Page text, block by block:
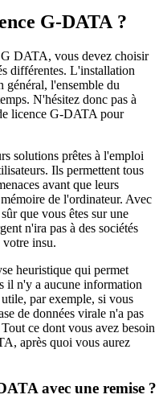
G-DATA ?
G DATA, vous devez choisir
différentes. L'installation
général, l'ensemble du
N'hésitez donc pas à
licence G-DATA pour
solutions prêtes à l'emploi
Ils permettent tous
avant que leurs
de l'ordinateur. Avec
que vous êtes sur une
n'ira pas à des sociétés
votre insu.
heuristique qui permet
il n'y a aucune information
par exemple, si vous
de données virale n'a pas
ce dont vous avez besoin
après quoi vous aurez
avec une remise ?